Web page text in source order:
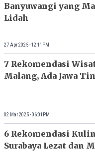
Banyuwangi yang
Lidah
27 Apr 2025 - 12:11PM
7 Rekomendasi
Malang, Ada Jawa
02 Mar 2025 - 06:01PM
6 Rekomendasi
Surabaya Lezat dan